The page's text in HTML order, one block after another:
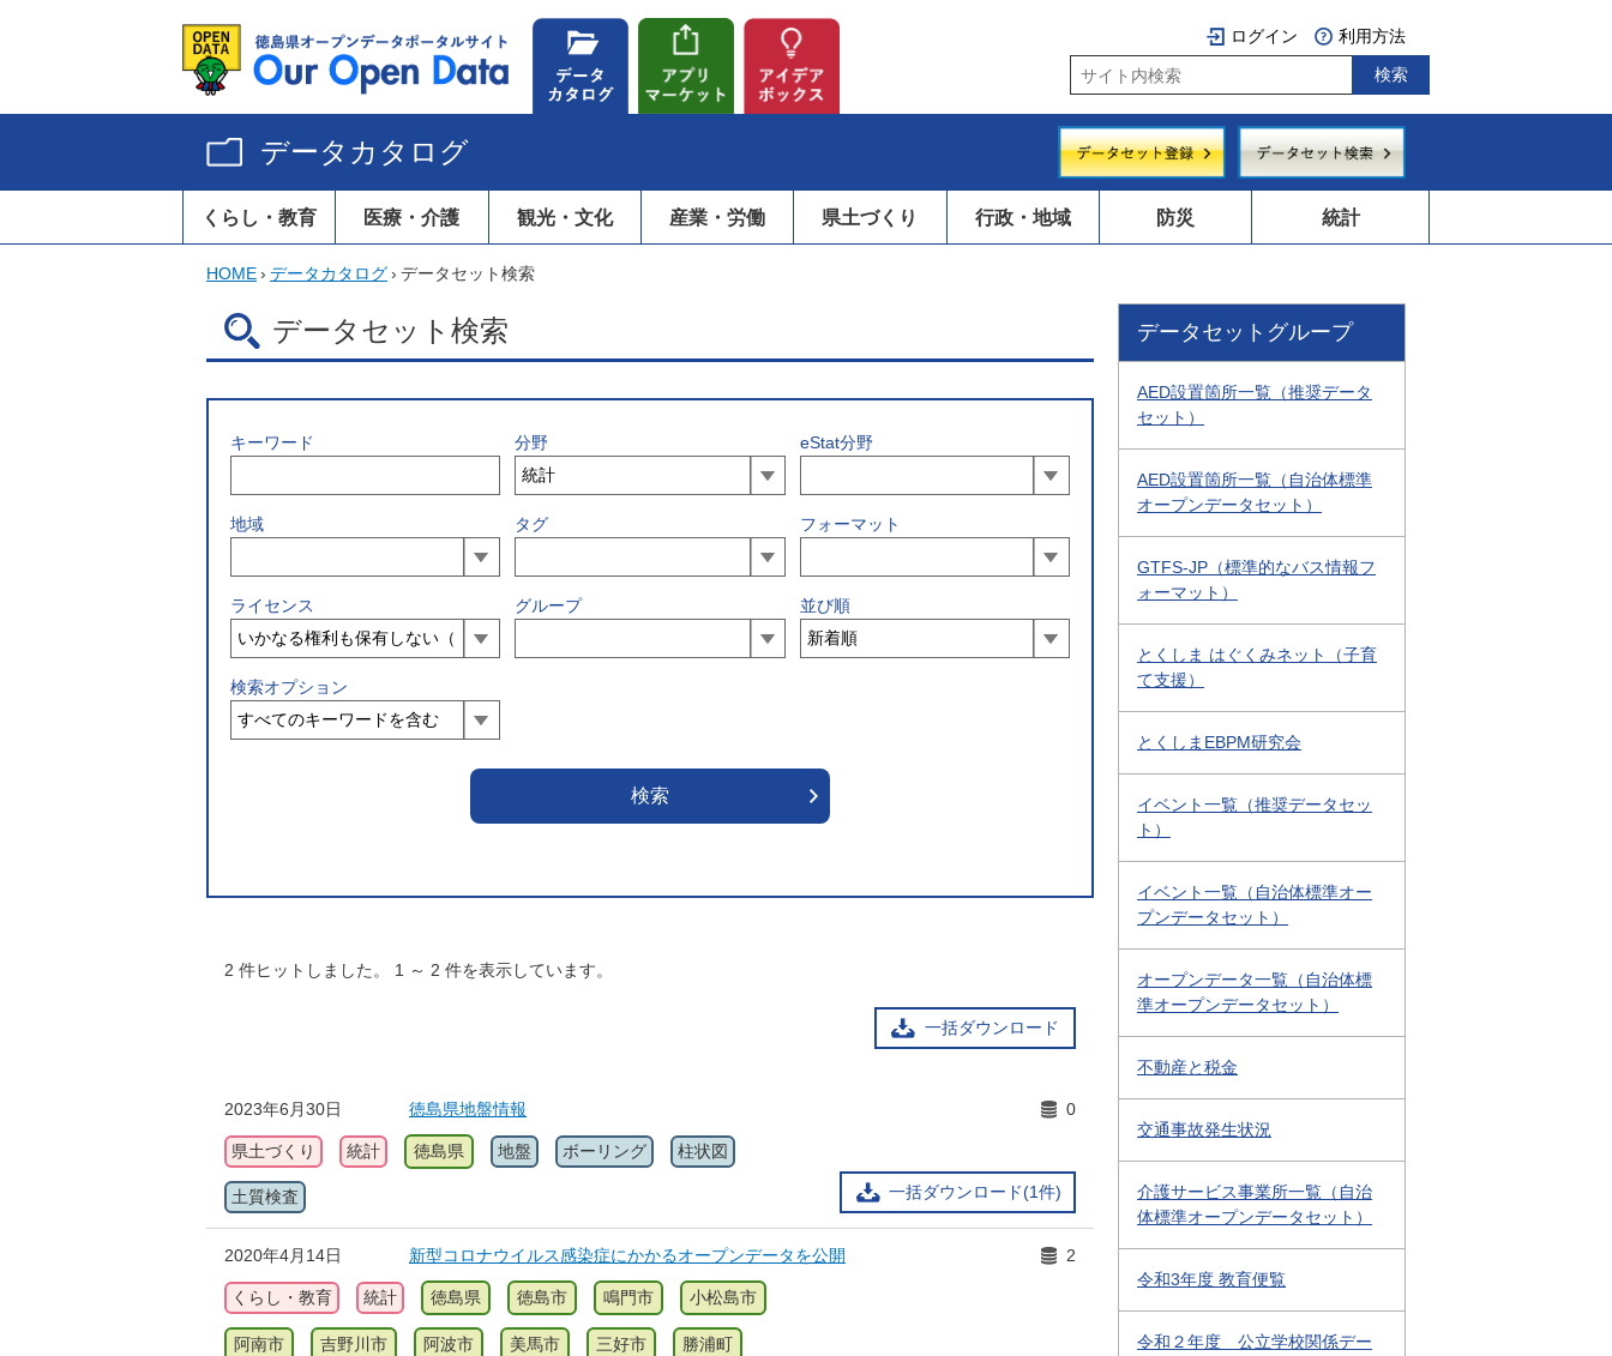
ログイン 利用方法
データカタログ
くらし・教育 医療・介護 観光・文化 産業・労働 県土づくり 行政・地域 防災 統計
HOME› データカタログ› データセット検索
データセット検索
キーワード 分野 eStat分野
地域 タグ フォーマット
ライセンス グループ 並び順
検索オプション
2 件ヒットしました。 1 ～ 2 件を表示しています。
一括ダウンロード
2023年6月30日 徳島県地盤情報
一括ダウンロード(1件)
0
県土づくり 統計 徳島県 地盤 ボーリング 柱状図
土質検査
2020年4月14日 新型コロナウイルス感染症にかかるオープンデータを公開 2
くらし・教育 統計 徳島県 徳島市 鳴門市 小松島市
阿南市 吉野川市 阿波市 美馬市 三好市 勝浦町
データセットグループ
AED設置箇所一覧（推奨データ
セット）
AED設置箇所一覧（自治体標準
オープンデータセット）
GTFS-JP（標準的なバス情報フ
ォーマット）
とくしま はぐくみネット（子育
て支援）
とくしまEBPM研究会
イベント一覧（推奨データセッ
ト）
イベント一覧（自治体標準オー
プンデータセット）
オープンデータ一覧（自治体標
準オープンデータセット）
不動産と税金
交通事故発生状況
介護サービス事業所一覧（自治
体標準オープンデータセット）
令和3年度 教育便覧
令和２年度 公立学校関係デー